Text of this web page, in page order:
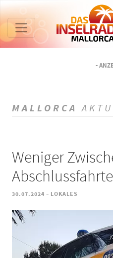
-
MALLORCA
Weniger
30.07.2024 - LOKALES